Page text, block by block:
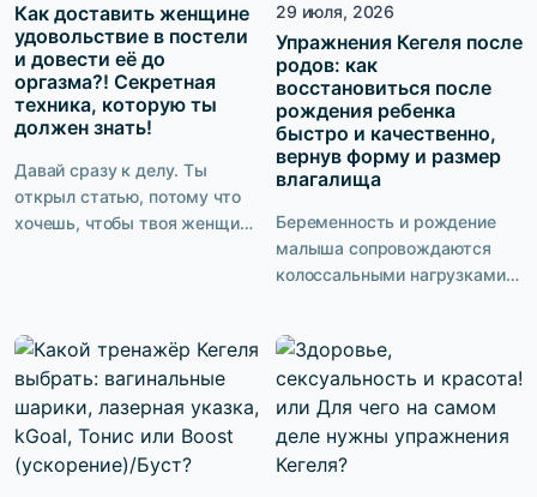
Как доставить женщине
удовольствие в постели
и довести её до
оргазма?! Секретная
техника, которую ты
должен знать!
Давай сразу к делу. Ты
открыл статью, потому что
хочешь, чтобы твоя женщина
закончится быстрее. Ты
хочешь быть тем мужчиной,
после которого она лежит с
довольной улыбкой и не
может связать двух слов. И
29 июля, 2026
Упражнения Кегеля после
родов: как
восстановиться после
рождения ребенка
быстро и качественно,
вернув форму и размер
влагалища
Беременность и рождение
малыша сопровождаются
колоссальными нагрузками
последовательной
послеродовой реабилитации
кратно возрастают риски
развития недержания мочи,
опущения матки и стенок